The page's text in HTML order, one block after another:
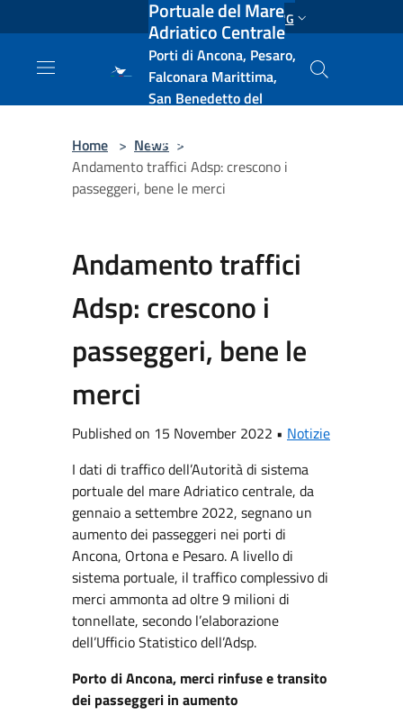
Salta al contenuto principale ENG
Portuale del Mare
Adriatico Centrale
Porti di Ancona, Pesaro,
Falconara Marittima,
San Benedetto del
e Vasto
Home > News >
Andamento traffici Adsp: crescono i
passeggeri, bene le merci
Andamento traffici
Adsp: crescono i
passeggeri, bene le
merci
Published on 15 November 2022 • Notizie
I dati di traffico dell’Autorità di sistema
portuale del mare Adriatico centrale, da
gennaio a settembre 2022, segnano un
aumento dei passeggeri nei porti di
Ancona, Ortona e Pesaro. A livello di
sistema portuale, il traffico complessivo di
merci ammonta ad oltre 9 milioni di
tonnellate, secondo l’elaborazione
dell’Ufficio Statistico dell’Adsp.
Porto di Ancona, merci rinfuse e transito
dei passeggeri in aumento